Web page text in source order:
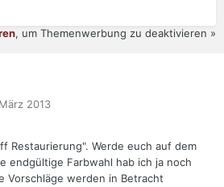
, um Themenwerbung zu deaktivieren »
2013
Restaurierung". Werde euch auf dem
endgültige Farbwahl hab ich ja noch
Vorschläge werden in Betracht